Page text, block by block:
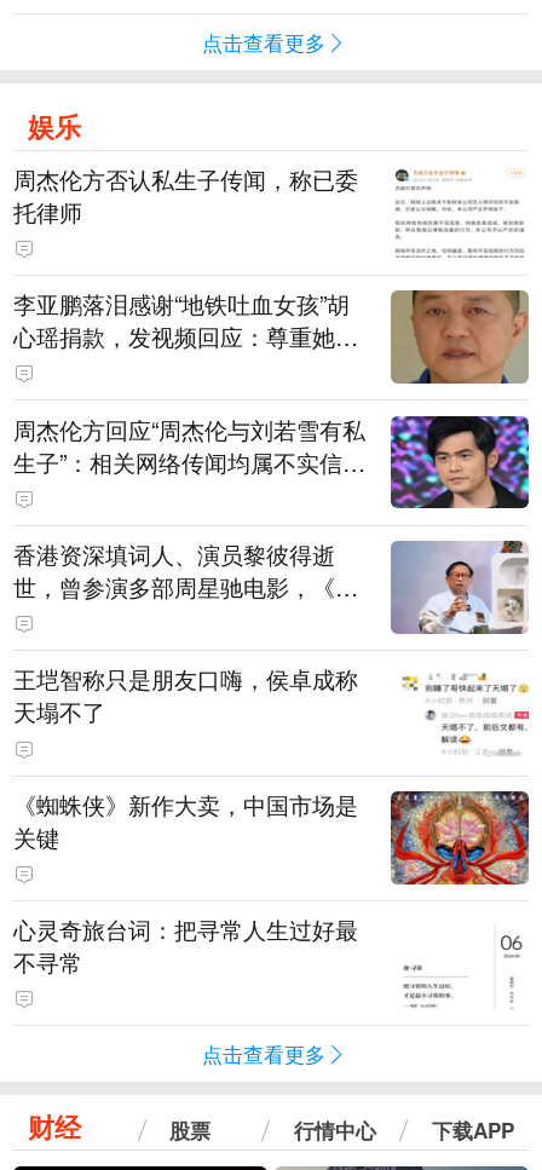
点击查看更多
娱乐
周杰伦方否认私生子传闻，称已委
托律师
李亚鹏落泪感谢“地铁吐血女孩”胡
心瑶捐款，发视频回应：尊重她的
捐赠意愿，我个人向她捐赠99999
元，也向其病友之家捐赠99999元
周杰伦方回应“周杰伦与刘若雪有私
生子”：相关网络传闻均属不实信
息，已委托律师对相关不实信息的
发布者及传播者进行证据保全
香港资深填词人、演员黎彼得逝
世，曾参演多部周星驰电影，《财
神到》由他填词
王垲智称只是朋友口嗨，侯卓成称
天塌不了
《蜘蛛侠》新作大卖，中国市场是
关键
心灵奇旅台词：把寻常人生过好最
不寻常
点击查看更多
财经 股票 行情中心 下载APP